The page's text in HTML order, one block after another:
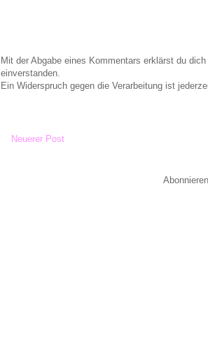
Mit der Abgabe eines Kommentars erklärst du
einverstanden.
Ein Widerspruch gegen die Verarbeitung ist
Neuerer Post
Abonnieren